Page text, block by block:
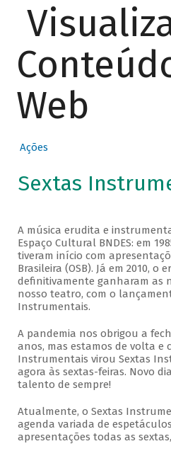
Web
Ações
Sextas
A música erudita e
Espaço Cultural BNDES: em
tiveram início com
Brasileira (OSB). Já em 2010,
definitivamente ganharam as
nosso teatro, com o
Instrumentais.
A pandemia nos obrigou a
anos, mas estamos de volta e
Instrumentais virou Sextas
agora às sextas-feiras. Novo
talento de sempre!
Atualmente, o Sextas
agenda variada de
apresentações todas as